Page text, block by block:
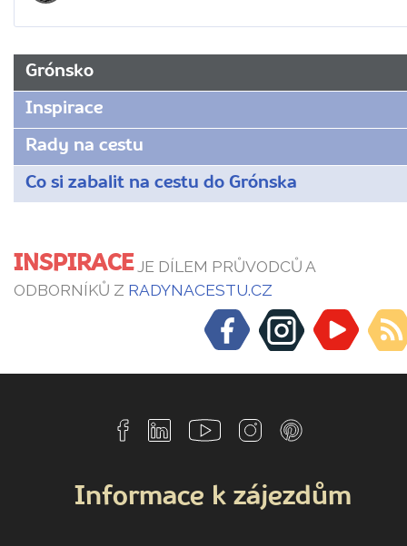
Grónsko
Inspirace
Rady na cestu
Co si zabalit na cestu do Grónska
INSPIRACEJE DÍLEM PRŮVODCŮ A
ODBORNÍKŮ Z RADYNACESTU.CZ
Informace k zájezdům